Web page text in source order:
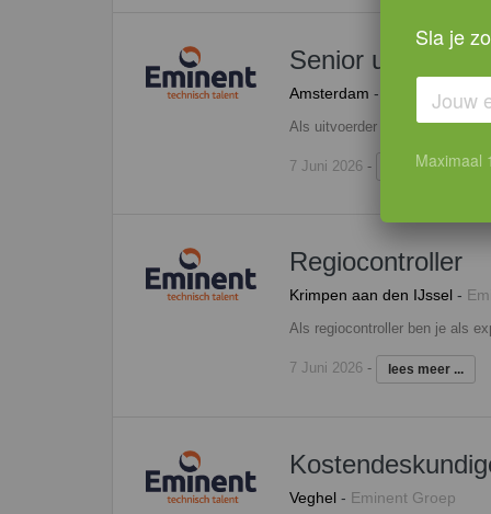
Senior uitvoerder
Amsterdam - Eminent Groep
7 Juni 2026 - lees meer ...
Regiocontroller
Krimpen aan den IJssel-
7 Juni 2026- lees meer ...
Veghel- Eminent Groep
Sla je
Maximaal